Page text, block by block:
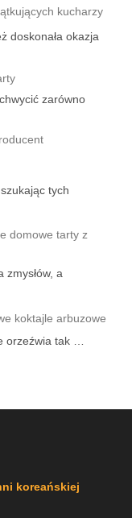
kucharzy
doskonała okazja
zarówno
tych
domowe tarty z
zmysłów, a
koktajle arbuzowe
orzeźwia tak …
koreańskiej